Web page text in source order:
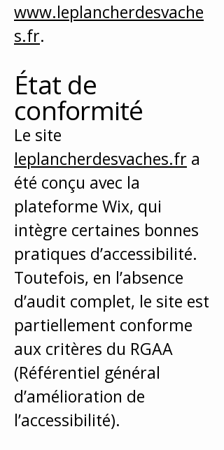
www.leplancherdesvache
s.fr.
État de
conformité
Le site
leplancherdesvaches.fr a
été conçu avec la
plateforme Wix, qui
intègre certaines bonnes
pratiques d’accessibilité.
Toutefois, en l’absence
d’audit complet, le site est
partiellement conforme
aux critères du RGAA
(Référentiel général
d’amélioration de
l’accessibilité).